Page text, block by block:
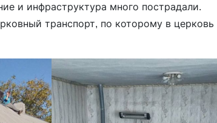
и инфраструктура много пострадали.
транспорт, по которому в церковь